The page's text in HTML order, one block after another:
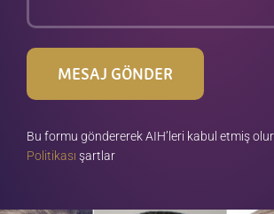
MESAJ GÖNDER
Bu formu göndererek AIH’leri kabul etmiş
Politikası şartlar